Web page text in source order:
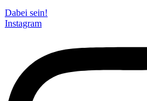
Dabei sein!
Instagram